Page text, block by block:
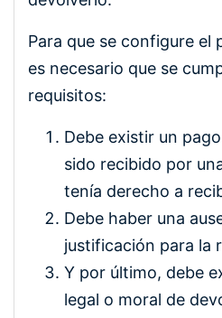
Para que se configure el
es necesario que se
requisitos:
Debe existir un
sido recibido por
tenía derecho a
Debe haber una
justificación para la
Y por último, debe
legal o moral de